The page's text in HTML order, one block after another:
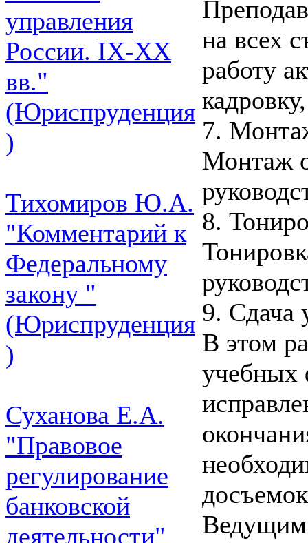
управления
России. IХ-ХХ
вв."
(Юриспруденция
)
Тихомиров Ю.А.
"Комментарий к
Федеральному
закону "
(Юриспруденция
)
Суханова Е.А.
"Правовое
регулирование
банковской
деятельности"
на всех
работу
7.
Монтаж
8.
9. Сдача
В этом
учебных
Ведущим